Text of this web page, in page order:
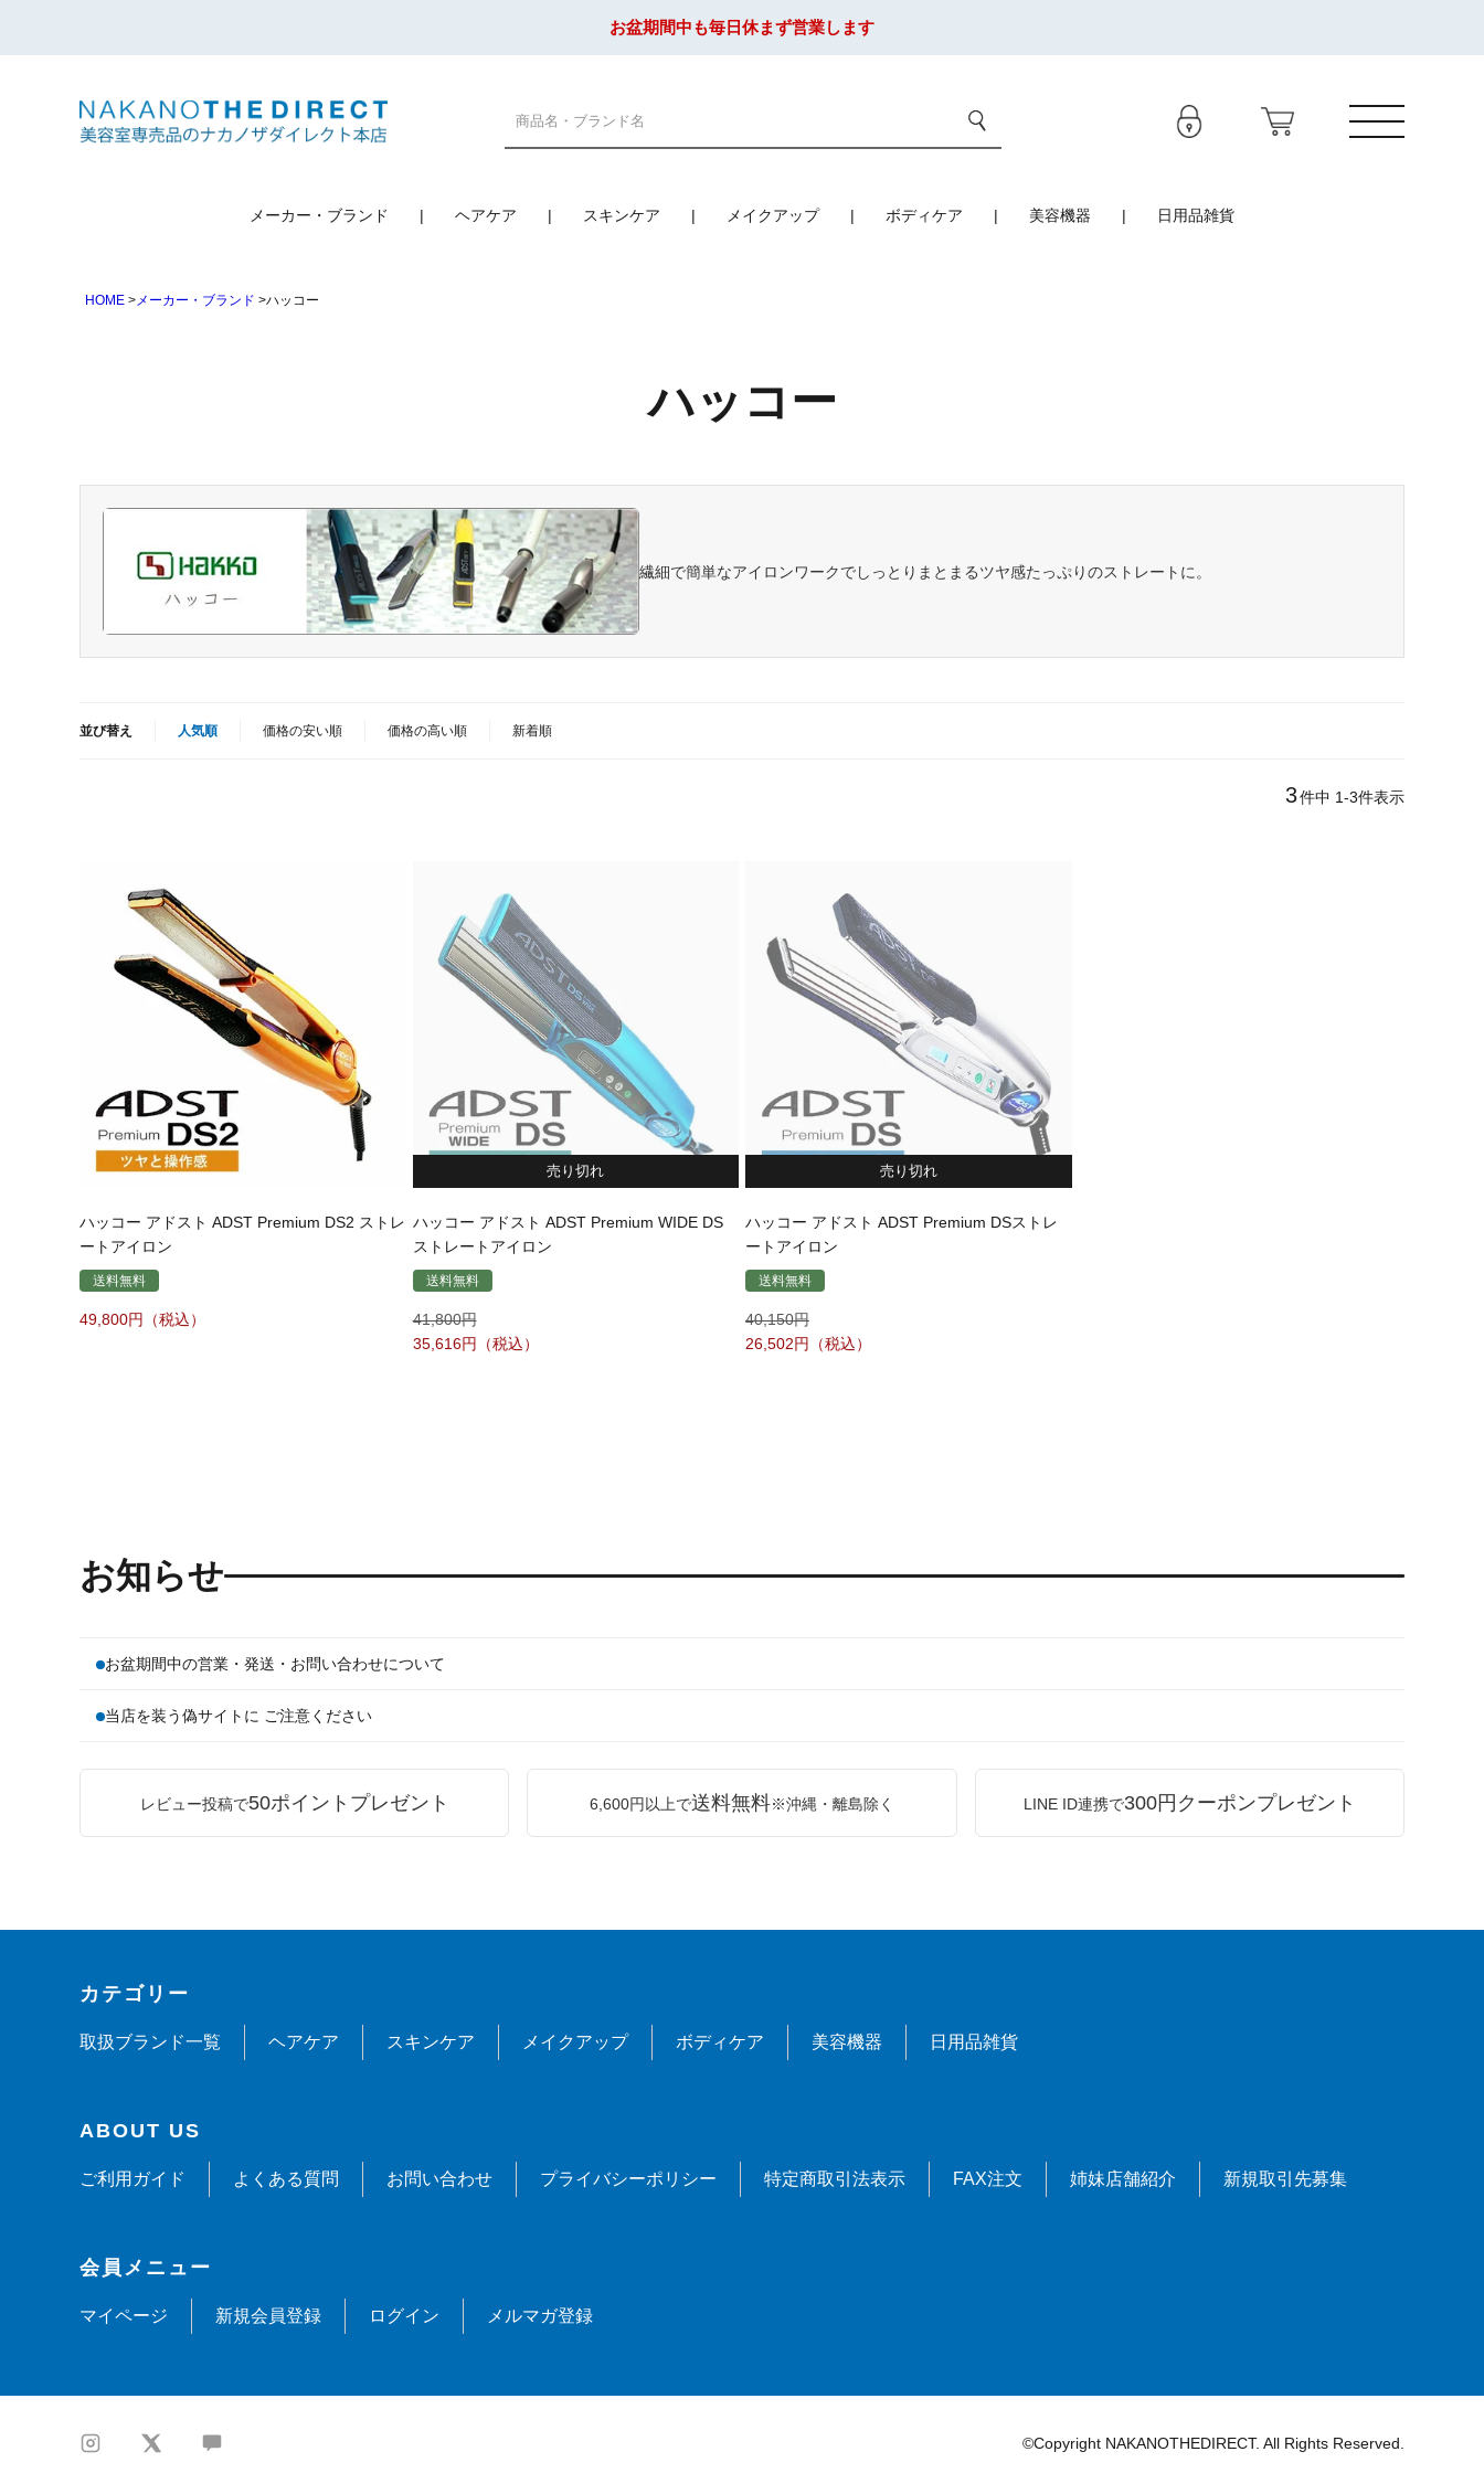
お盆期間中も毎日休まず営業します
メーカー・ブランド ヘアケア スキンケア メイクアップ ボディケア 美容機器 日用品雑貨
HOME メーカー・ブランド ハッコー
ハッコー
繊細で簡単なアイロンワークでしっとりまとまるツヤ感たっぷりのストレートに。
並び替え 人気順 価格の安い順 価格の高い順 新着順
3件中 1-3件表示
ハッコー アドスト ADST Premium DS2 ストレ
ートアイロン
送料無料
49,800
売り切れ
ハッコー アドスト ADST Premium WIDE DS
ストレートアイロン
送料無料
41,800
35,616
売り切れ
ハッコー アドスト ADST Premium DSストレ
ートアイロン
送料無料
40,150
26,502
お知らせ
お盆期間中の営業・発送・お問い合わせについて
当店を装う偽サイトに ご注意ください
レビュー投稿で50ポイントプレゼント 6,600円以上で送料無料※沖縄・離島除く LINE ID連携で300円クーポンプレゼント
カテゴリー
取扱ブランド一覧 ヘアケア スキンケア メイクアップ ボディケア 美容機器 日用品雑貨
ABOUT US
ご利用ガイド よくある質問 お問い合わせ プライバシーポリシー 特定商取引法表示 FAX注文 姉妹店舗紹介 新規取引先募集
会員メニュー
マイページ 新規会員登録 ログイン メルマガ登録
©Copyright NAKANOTHEDIRECT. All Rights Reserved.